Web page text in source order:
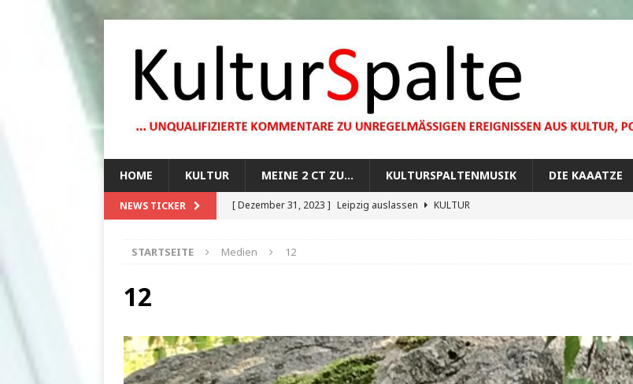
HOME KULTUR MEINE 2 CT ZU… KULTURSPALTENMUSIK DIE KAAATZE
NEWS TICKER [ Dezember 31, 2023 ] Leipzig auslassen
KULTUR
[ August 13, 2023 ]
STARTSEITE Medien 12
12